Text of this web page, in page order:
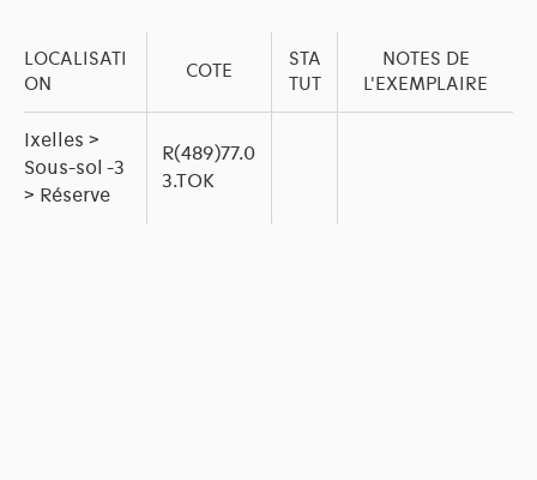
LOCALISATI
ON
COTE
STA
TUT
NOTES DE
L'EXEMPLAIRE
Ixelles >
Sous-sol -3
> Réserve
R(489)77.0
3.TOK